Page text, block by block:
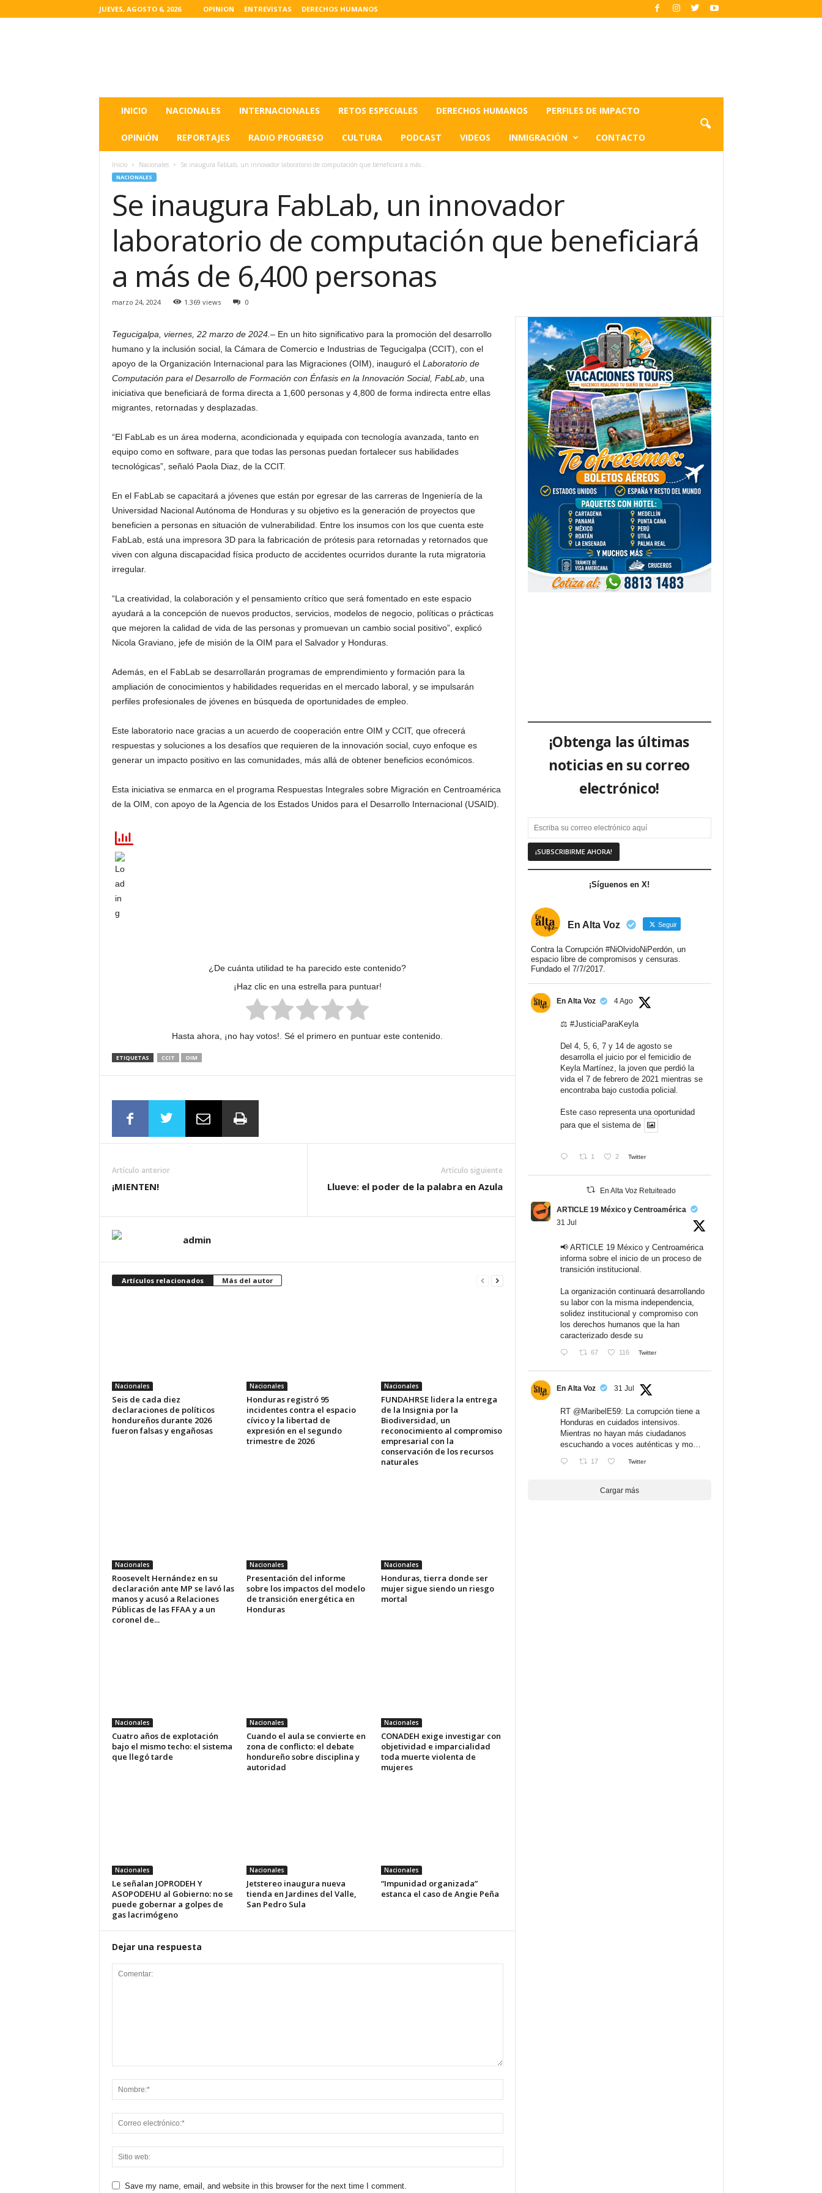
JUEVES, AGOSTO 6, 2026 OPINION ENTREVISTAS DERECHOS HUMANOS
INICIO NACIONALES INTERNACIONALES RETOS ESPECIALES DERECHOS HUMANOS PERFILES DE IMPACTO
OPINIÓN REPORTAJES RADIO PROGRESO CULTURA PODCAST VIDEOS INMIGRACIÓN CONTACTO
Inicio Nacionales Se inaugura FabLab, un innovador laboratorio de computación que beneficiará a más...
NACIONALES
Se inaugura FabLab, un innovador
laboratorio de computación que beneficiará
a más de 6,400 personas
marzo 24, 2024 1.369 views 0
Tegucigalpa, viernes, 22 marzo de 2024. –En un hito significativo para la promoción del desarrollo
humano y la inclusión social, la Cámara de Comercio e Industrias de Tegucigalpa (CCIT), con el
apoyo de la Organización Internacional para las Migraciones (OIM), inauguró elLaboratorio de
Computación para el Desarrollo de Formación con Énfasis en la Innovación Social, FabLab, una
iniciativa que beneficiará de forma directa a 1,600 personas y 4,800 de forma indirecta entre ellas
migrantes, retornadas y desplazadas.
“El FabLab es un área moderna, acondicionada y equipada con tecnología avanzada, tanto en
equipo como en software, para que todas las personas puedan fortalecer sus habilidades
tecnológicas”, señaló Paola Diaz, de la CCIT.
En el FabLab se capacitará a jóvenes que están por egresar de las carreras de Ingeniería de la
Universidad Nacional Autónoma de Honduras y su objetivo es la generación de proyectos que
beneficien a personas en situación de vulnerabilidad. Entre los insumos con los que cuenta este
FabLab, está una impresora 3D para la fabricación de prótesis para retornadas y retornados que
viven con alguna discapacidad física producto de accidentes ocurridos durante la ruta migratoria
irregular.
“La creatividad, la colaboración y el pensamiento crítico que será fomentado en este espacio
ayudará a la concepción de nuevos productos, servicios, modelos de negocio, políticas o prácticas
que mejoren la calidad de vida de las personas y promuevan un cambio social positivo”, explicó
Nicola Graviano, jefe de misión de la OIM para el Salvador y Honduras.
Además, en el FabLab se desarrollarán programas de emprendimiento y formación para la
ampliación de conocimientos y habilidades requeridas en el mercado laboral, y se impulsarán
perfiles profesionales de jóvenes en búsqueda de oportunidades de empleo.
Este laboratorio nace gracias a un acuerdo de cooperación entre OIM y CCIT, que ofrecerá
respuestas y soluciones a los desafíos que requieren de la innovación social, cuyo enfoque es
generar un impacto positivo en las comunidades, más allá de obtener beneficios económicos.
Esta iniciativa se enmarca en el programa Respuestas Integrales sobre Migración en Centroamérica
de la OIM, con apoyo de la Agencia de los Estados Unidos para el Desarrollo Internacional (USAID).
¿De cuánta utilidad te ha parecido este contenido?
¡Haz clic en una estrella para puntuar!
Hasta ahora, ¡no hay votos!. Sé el primero en puntuar este contenido.
ETIQUETAS CCIT OIM
Artículo anterior
¡MIENTEN!
Artículo siguiente
Llueve: el poder de la palabra en Azula
admin
Artículos relacionados Más del autor
Nacionales
Seis de cada diez
declaraciones de políticos
hondureños durante 2026
fueron falsas y engañosas
Nacionales
Honduras registró 95
incidentes contra el espacio
cívico y la libertad de
expresión en el segundo
trimestre de 2026
Nacionales
FUNDAHRSE lidera la entrega
de la Insignia por la
Biodiversidad, un
reconocimiento al compromiso
empresarial con la
conservación de los recursos
naturales
Nacionales
Roosevelt Hernández en su
declaración ante MP se lavó las
manos y acusó a Relaciones
Públicas de las FFAA y a un
coronel de...
Nacionales
Presentación del informe
sobre los impactos del modelo
de transición energética en
Honduras
Nacionales
Honduras, tierra donde ser
mujer sigue siendo un riesgo
mortal
Nacionales
Cuatro años de explotación
bajo el mismo techo: el sistema
que llegó tarde
Nacionales
Cuando el aula se convierte en
zona de conflicto: el debate
hondureño sobre disciplina y
autoridad
Nacionales
CONADEH exige investigar con
objetividad e imparcialidad
toda muerte violenta de
mujeres
Nacionales
Le señalan JOPRODEH Y
ASOPODEHU al Gobierno: no se
puede gobernar a golpes de
gas lacrimógeno
Nacionales
Jetstereo inaugura nueva
tienda en Jardines del Valle,
San Pedro Sula
Nacionales
“Impunidad organizada”
estanca el caso de Angie Peña
Dejar una respuesta
Save my name, email, and website in this browser for the next time I comment.
¡Obtenga las últimas
noticias en su correo
electrónico!
¡Síguenos en X!
En Alta Voz Seguir
Contra la Corrupción #NiOlvidoNiPerdón, un
espacio libre de compromisos y censuras.
Fundado el 7/7/2017.
En Alta Voz 4 Ago
⚖️ #JusticiaParaKeyla
Del 4, 5, 6, 7 y 14 de agosto se
desarrolla el juicio por el femicidio de
Keyla Martínez, la joven que perdió la
vida el 7 de febrero de 2021 mientras se
encontraba bajo custodia policial.
Este caso representa una oportunidad
para que el sistema de
1 2 Twitter
En Alta Voz Retuiteado
ARTICLE 19 México y Centroamérica
31 Jul
📢 ARTICLE 19 México y Centroamérica
informa sobre el inicio de un proceso de
transición institucional.
La organización continuará desarrollando
su labor con la misma independencia,
solidez institucional y compromiso con
los derechos humanos que la han
caracterizado desde su
67 116 Twitter
En Alta Voz 31 Jul
RT @MaribelE59: La corrupción tiene a
Honduras en cuidados intensivos.
Mientras no hayan más ciudadanos
escuchando a voces auténticas y mo…
17 Twitter
Cargar más